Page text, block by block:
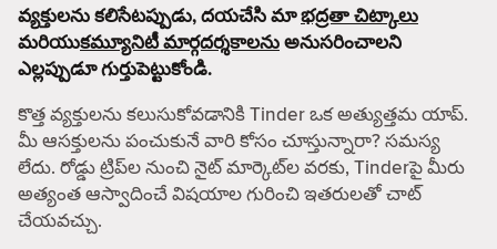
వ్యక్తులను కలిసేటప్పుడు, దయచేసి మాభద్రతా చిట్కాలు
మరియుకమ్యూనిటీ మార్గదర్శకాలనుఅనుసరించాలని
ఎల్లప్పుడూ గుర్తుపెట్టుకోండి.
కొత్త వ్యక్తులను కలుసుకోవడానికి Tinder ఒక అత్యుత్తమ యాప్.
మీ ఆసక్తులను పంచుకునే వారి కోసం చూస్తున్నారా? సమస్య
లేదు. రోడ్డు ట్రిప్‌ల నుంచి నైట్ మార్కెట్‌ల వరకు, Tinderపై మీరు
అత్యంత ఆస్వాదించే విషయాల గురించి ఇతరులతో చాట్
చేయవచ్చు.